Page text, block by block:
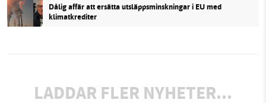
Dålig affär att ersätta utsläppsminskningar i EU med
klimatkrediter
LADDAR FLER NYHETER...